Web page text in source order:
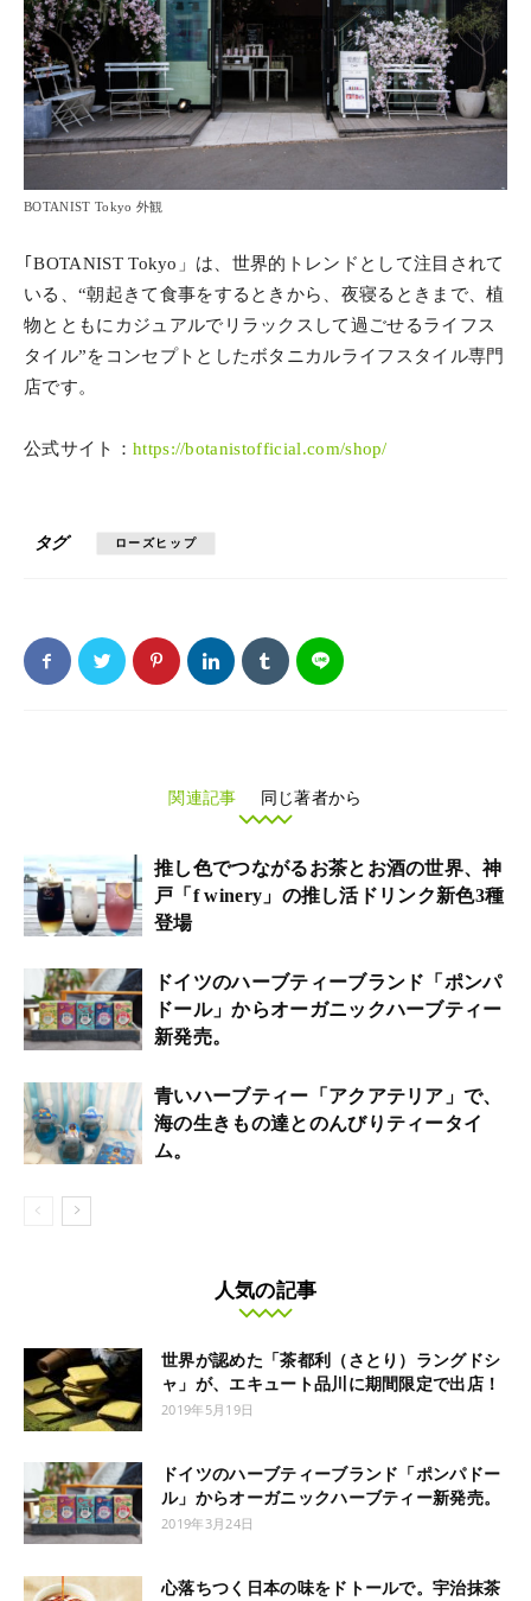
BOTANIST Tokyo 外観
｢BOTANIST Tokyo」は、世界的トレンドとして注目されて
いる、“朝起きて食事をするときから、夜寝るときまで、植
物とともにカジュアルでリラックスして過ごせるライフス
タイル”をコンセプトとしたボタニカルライフスタイル専門
店です。
公式サイト： https://botanistofficial.com/shop/
タグ ローズヒップ
関連記事 同じ著者から
推し色でつながるお茶とお酒の世界、神
戸「f winery」の推し活ドリンク新色3種
登場
ドイツのハーブティーブランド「ポンパ
ドール」からオーガニックハーブティー
新発売。
青いハーブティー「アクアテリア」で、
海の生きもの達とのんびりティータイ
ム。
人気の記事
世界が認めた「茶都利（さとり）ラングドシ
ャ」が、エキュート品川に期間限定で出店！
2019年5月19日
ドイツのハーブティーブランド「ポンパドー
ル」からオーガニックハーブティー新発売。
2019年3月24日
心落ちつく日本の味をドトールで。宇治抹茶